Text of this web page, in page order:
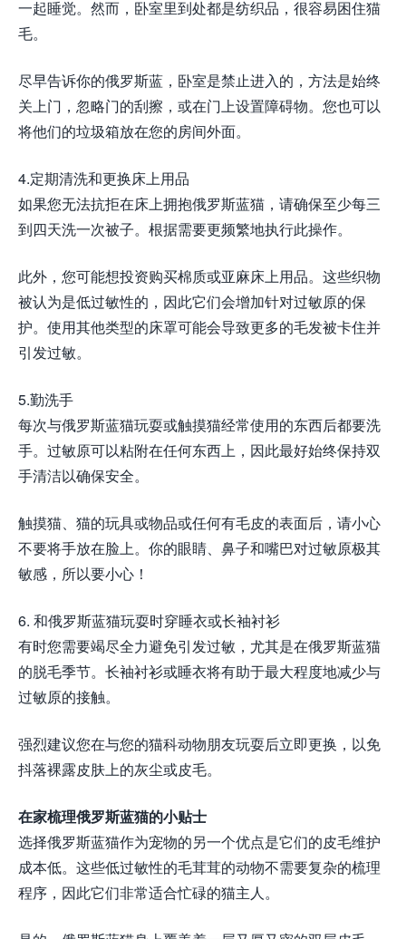
一起睡觉。然而，卧室里到处都是纺织品，很容易困住猫
毛。
尽早告诉你的俄罗斯蓝，卧室是禁止进入的，方法是始终
关上门，忽略门的刮擦，或在门上设置障碍物。您也可以
将他们的垃圾箱放在您的房间外面。
4.定期清洗和更换床上用品
如果您无法抗拒在床上拥抱俄罗斯蓝猫，请确保至少每三
到四天洗一次被子。根据需要更频繁地执行此操作。
此外，您可能想投资购买棉质或亚麻床上用品。这些织物
被认为是低过敏性的，因此它们会增加针对过敏原的保
护。使用其他类型的床罩可能会导致更多的毛发被卡住并
引发过敏。
5.勤洗手
每次与俄罗斯蓝猫玩耍或触摸猫经常使用的东西后都要洗
手。过敏原可以粘附在任何东西上，因此最好始终保持双
手清洁以确保安全。
触摸猫、猫的玩具或物品或任何有毛皮的表面后，请小心
不要将手放在脸上。你的眼睛、鼻子和嘴巴对过敏原极其
敏感，所以要小心！
6. 和俄罗斯蓝猫玩耍时穿睡衣或长袖衬衫
有时您需要竭尽全力避免引发过敏，尤其是在俄罗斯蓝猫
的脱毛季节。长袖衬衫或睡衣将有助于最大程度地减少与
过敏原的接触。
强烈建议您在与您的猫科动物朋友玩耍后立即更换，以免
抖落裸露皮肤上的灰尘或皮毛。
在家梳理俄罗斯蓝猫的小贴士
选择俄罗斯蓝猫作为宠物的另一个优点是它们的皮毛维护
成本低。这些低过敏性的毛茸茸的动物不需要复杂的梳理
程序，因此它们非常适合忙碌的猫主人。